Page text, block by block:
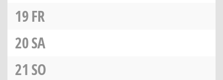
19FR
20SA
21 SO